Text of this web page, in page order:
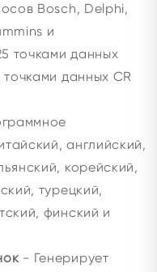
Bosch, Delphi,
и
точками данных
данных CR
английский,
корейский,
турецкий,
финский и
- Генерирует